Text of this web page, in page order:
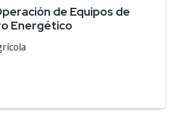
de Equipos de
Energético